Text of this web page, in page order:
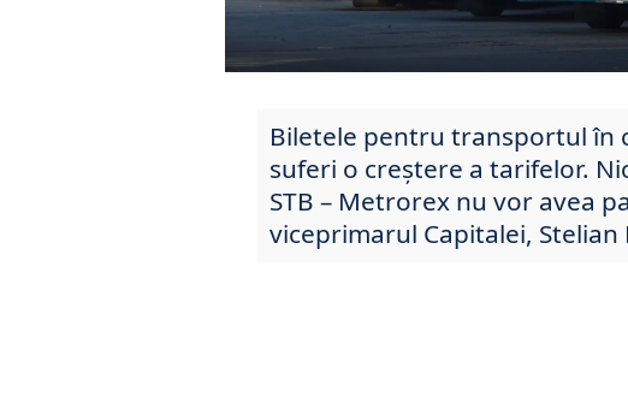
Biletele pentru transportul în
suferi o creștere a tarifelor.
STB – Metrorex nu vor avea
viceprimarul Capitalei, Stelian